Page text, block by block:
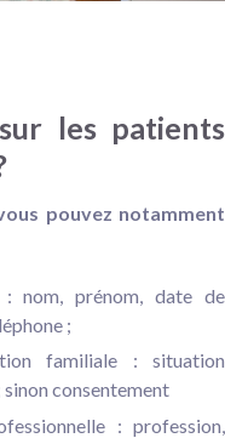
les patients
pouvez notamment
: nom, prénom, date de
;
familiale : situation
consentement
: profession,